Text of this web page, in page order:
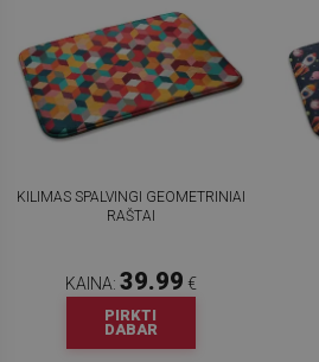
KILIMAS SPALVINGI GEOMETRINIAI
RAŠTAI
KAINA: 39.99 €
PIRKTI
DABAR